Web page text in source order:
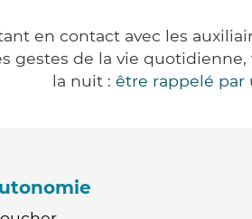
en contact avec les
gestes de la vie
la nuit : être rappelé par